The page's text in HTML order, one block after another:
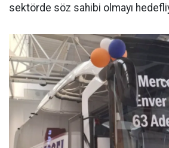
sektörde söz sahibi olmayı